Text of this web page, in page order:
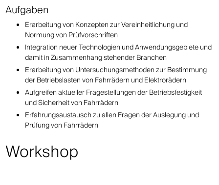
Aufgaben
Erarbeitung von Konzepten zur Vereinheitlichung und
Normung von Prüfvorschriften
Integration neuer Technologien und Anwendungsgebiete und
damit in Zusammenhang stehender Branchen
Erarbeitung von Untersuchungsmethoden zur Bestimmung
der Betriebslasten von Fahrrädern und Elektrorädern
Aufgreifen aktueller Fragestellungen der Betriebsfestigkeit
und Sicherheit von Fahrrädern
Erfahrungsaustausch zu allen Fragen der Auslegung und
Prüfung von Fahrrädern
Workshop